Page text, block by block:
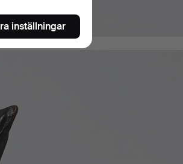
inställningar